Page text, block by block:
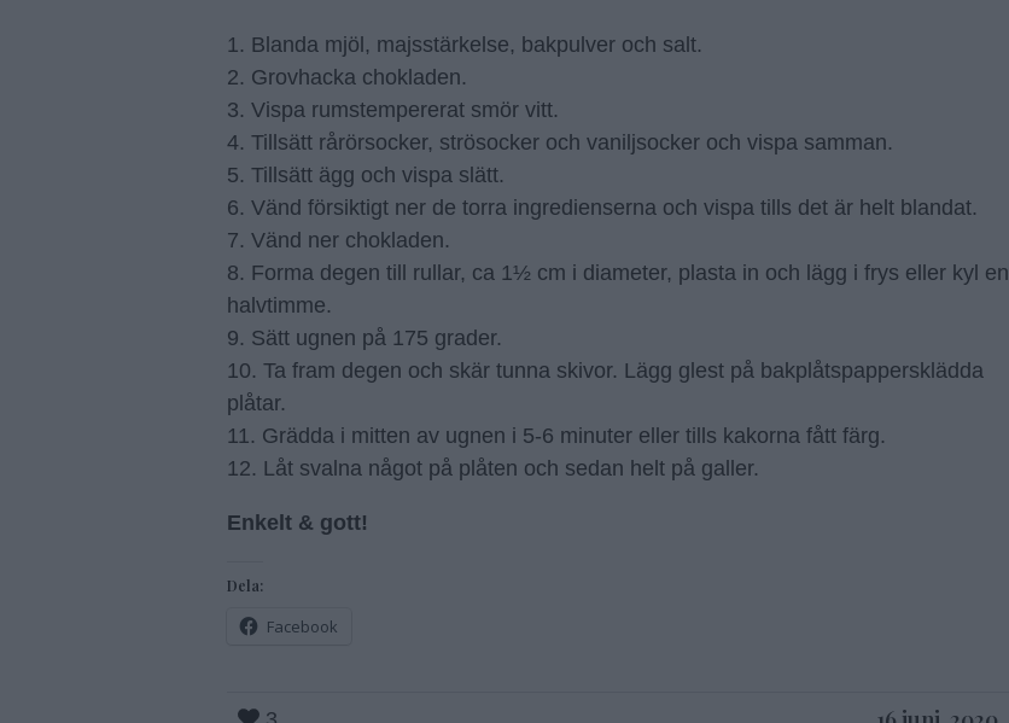
1. Blanda mjöl, majsstärkelse, bakpulver och salt.
2. Grovhacka chokladen.
3. Vispa rumstempererat smör vitt.
4. Tillsätt rårörsocker, strösocker och vaniljsocker och vispa samman.
5. Tillsätt ägg och vispa slätt.
6. Vänd försiktigt ner de torra ingredienserna och vispa tills det är helt blandat.
7. Vänd ner chokladen.
8. Forma degen till rullar, ca 1½ cm i diameter, plasta in och lägg i frys eller kyl en
halvtimme.
9. Sätt ugnen på 175 grader.
10. Ta fram degen och skär tunna skivor. Lägg glest på bakplåtspappersklädda
plåtar.
11. Grädda i mitten av ugnen i 5-6 minuter eller tills kakorna fått färg.
12. Låt svalna något på plåten och sedan helt på galler.
Enkelt & gott!
Dela:
Facebook